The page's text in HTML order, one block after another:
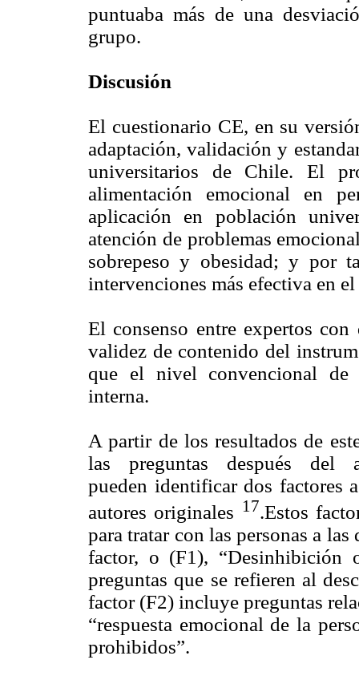
puntuaba más de una
grupo.
Discusión
El cuestionario CE, en su
adaptación, validación y
universitarios de Chile. El
alimentación emocional en
aplicación en población
atención de problemas
sobrepeso y obesidad; y por
intervenciones más efectiva en
El consenso entre expertos
validez de contenido del
que el nivel convencional de
interna.
A partir de los resultados de
las preguntas después del
pueden identificar dos factores
autores originales 17.Estos
para tratar con las personas a
factor, o (F1), “Desinhibición
preguntas que se refieren al
factor (F2) incluye preguntas
“respuesta emocional de la
prohibidos”.